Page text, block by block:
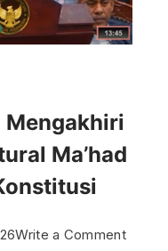
Mengakhiri
Ma’had
Write a Commenton